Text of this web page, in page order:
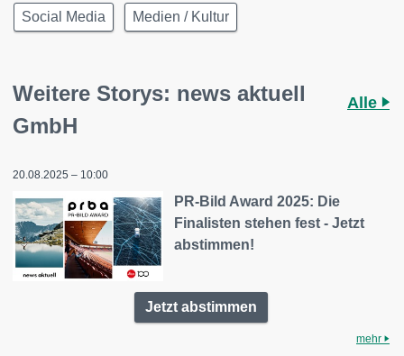
Social Media Medien / Kultur
Weitere Storys: news aktuell
GmbH
Alle
20.08.2025 – 10:00
PR-Bild Award 2025: Die
Finalisten stehen fest - Jetzt
abstimmen!
Jetzt abstimmen
mehr